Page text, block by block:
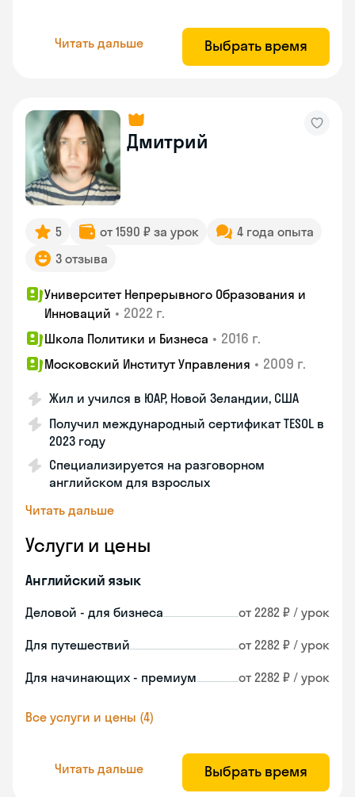
Читать дальше Выбрать время
Дмитрий
5 от 1590 ₽ за урок
4 года опыта
3 отзыва
Университет Непрерывного Образования и
Инноваций • 2022 г.
Школа Политики и Бизнеса • 2016 г.
Московский Институт Управления • 2009 г.
Жил и учился в ЮАР, Новой Зеландии, США
Получил международный сертификат TESOL в
2023 году
Специализируется на разговорном
английском для взрослых
Читать дальше
Услуги и цены
Английский язык
Деловой - для бизнеса от 2282 ₽ / урок
Для путешествий от 2282 ₽ / урок
Для начинающих - премиум от 2282 ₽ / урок
Все услуги и цены (4)
Читать дальше Выбрать время